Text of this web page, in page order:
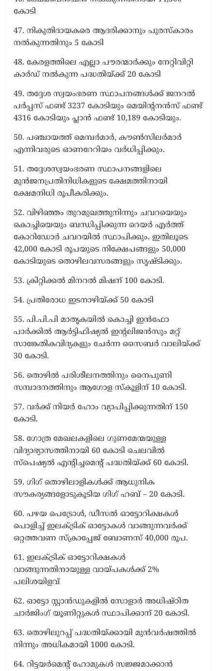
കോടി
47. നികുതിദായകരെ ആദരിക്കാനും പുരസ്കാരം
നല്‍കുന്നതിനും 5 കോടി
48. കേരളത്തിലെ എല്ലാ പൗരന്മാര്‍ക്കും നേറ്റിവിറ്റി
കാര്‍ഡ് നല്‍കുന്ന പദ്ധതിയ്ക്ക് 20 കോടി
49. തദ്ദേശ സ്വയംഭരണ സ്ഥാപനങ്ങള്‍ക്ക് ജനറല്‍
പര്‍പ്പസ് ഫണ്ട് 3237 കോടിയും മെയിന്റനന്‍സ് ഫണ്ട്
4316 കോടിയും പ്ലാന്‍ ഫണ്ട് 10,189 കോടിയും.
50. പഞ്ചായത്ത് മെമ്പര്‍മാര്‍, കൗണ്‍സിലര്‍മാര്‍
എന്നിവരുടെ ഓണറേറിയം വര്‍ധിപ്പിക്കും.
51. തദ്ദേശസ്വയംഭരണ സ്ഥാപനങ്ങളിലെ
മുന്‍ജനപ്രതിനിധികളുടെ ക്ഷേമത്തിനായി
ക്ഷേമനിധി രൂപീകരിക്കും.
52. വിഴിഞ്ഞം തുറമുഖത്തുനിന്നും ചവറയെയും
കൊച്ചിയെയും ബന്ധിപ്പിക്കുന്ന റെയര്‍ എര്‍ത്ത്
കോറിഡോര്‍ ചവറയില്‍ സ്ഥാപിക്കും. ഇതിലൂടെ
42,000 കോടി രൂപയുടെ നിക്ഷേപങ്ങളും 50,000
കോടിയുടെ തൊഴിലവസരങ്ങളും സൃഷ്ടിക്കും.
53. ക്രിറ്റിക്കല്‍ മിനറല്‍ മിഷന് 100 കോടി.
54. പ്രതിരോധ ഇടനാഴിയ്ക്ക് 50 കോടി
55. പി.പി.പി മാതൃകയില്‍ കൊച്ചി ഇന്‍ഫോ
പാര്‍ക്കില്‍ ആര്‍ട്ടിഫിഷ്യല്‍ ഇന്റലിജന്‍സും മറ്റ്
സാങ്കേതികവിദ്യകളും ചേര്‍ന്ന സൈബര്‍ വാലിയ്ക്ക്
30 കോടി.
56. തൊഴില്‍ പരിശീലനത്തിനും നൈപുണി
സമ്പാദനത്തിനും ആഗോള സ്കൂളിന് 10 കോടി.
57. വര്‍ക്ക് നിയര്‍ ഹോം വ്യാപിപ്പിക്കുന്നതിന് 150
കോടി.
58. ഗോത്ര മേഖലകളിലെ ഗുണമേന്മയുള്ള
വിദ്യാഭ്യാസത്തിനായി 60 കോടി ചെലവില്‍
സ്പെഷ്യല്‍ എന്‍റിച്ചമെന്റ് പദ്ധതിയ്ക്ക് 60 കോടി.
59. ഗിഗ് തൊഴിലാളികള്‍ക്ക് ആധുനിക
സൗകര്യങ്ങളോടുകൂടിയ ഗിഗ് ഹബ് – 20 കോടി.
60. പഴയ പെട്രോള്‍, ഡീസല്‍ ഓട്ടോറിക്ഷകള്‍
പൊളിച്ച് ഇലക്ട്രിക് ഓട്ടോകള്‍ വാങ്ങുന്നവര്‍ക്ക്
ഒറ്റത്തവണ സ്ക്രാപ്പേജ് ബോണസ് 40,000 രൂപ.
61. ഇലക്ട്രിക് ഓട്ടോറിക്ഷകള്‍
വാങ്ങുന്നതിനായുള്ള വായ്പകള്‍ക്ക് 2%
പലിശയിളവ്
62. ഓട്ടോ സ്റ്റാന്‍ഡുകളില്‍ സോളാര്‍ അധിഷ്ഠിത
ചാര്‍ജിംഗ് യൂണിറ്റുകള്‍ സ്ഥാപിക്കാന‍് 20 കോടി.
63. തൊഴിലുറപ്പ് പദ്ധതിയ്ക്കായി മുന്‍വര്‍ഷത്തില്‍
നിന്നും അധികമായി 1000 കോടി.
64. റിട്ടയര്‍മെന്റ് ഹോമുകള്‍ സജ്ജമാക്കാന്‍